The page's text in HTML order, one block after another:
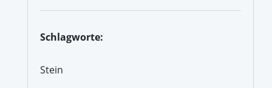
Schlagworte:
Stein